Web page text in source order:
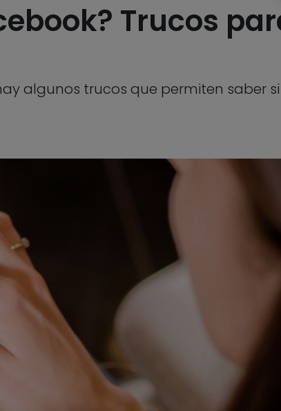
Trucos
algunos trucos que permiten saber